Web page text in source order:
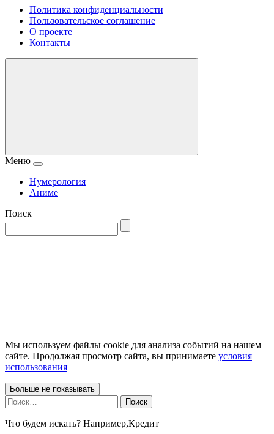
Политика конфиденциальности
Пользовательское соглашение
О проекте
Контакты
Меню
Нумерология
Аниме
Поиск
Мы используем файлы cookie для анализа событий на нашем
сайте. Продолжая просмотр сайта, вы принимаете условия
использования
Больше не показывать
Найти:
Что будем искать? Например,Кредит